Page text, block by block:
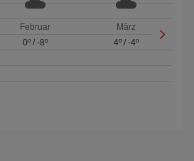
Februar
0º/ -8º
März
4º /-4º